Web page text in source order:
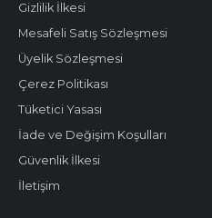
Gizlilik İlkesi
Mesafeli Satış Sözleşmesi
Üyelik Sözleşmesi
Çerez Politikası
Tüketici Yasası
İade ve Değişim Koşulları
Güvenlik İlkesi
İletişim